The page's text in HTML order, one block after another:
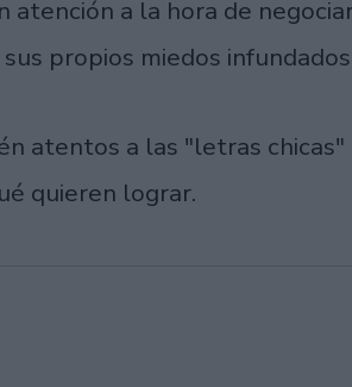
atención a la hora de
propios miedos
atentos a las "letras
quieren lograr.